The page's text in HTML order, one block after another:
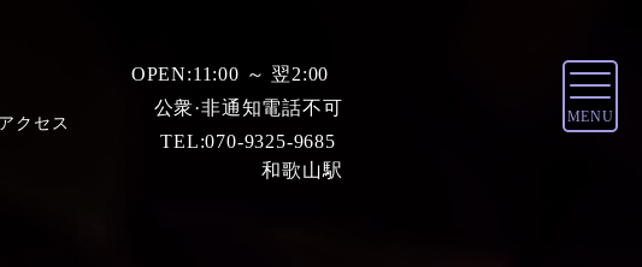
アクセス
OPEN:11:00 ～ 翌2:00
公衆·非通知電話不可
TEL:070-9325-9685
和歌山駅
MENU